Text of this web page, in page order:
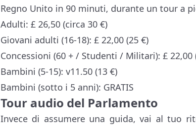
Regno Unito in 90 minuti, durante un tour a
Adulti: £ 26,50 (circa 30 €)
Giovani adulti (16-18): £ 22,00 (25 €)
Concessioni (60 + / Studenti / Militari): £ 22,00
Bambini (5-15): v11.50 (13 €)
Bambini (sotto i 5 anni): GRATIS
Tour audio del Parlamento
Invece di assumere una guida, vai al tuo